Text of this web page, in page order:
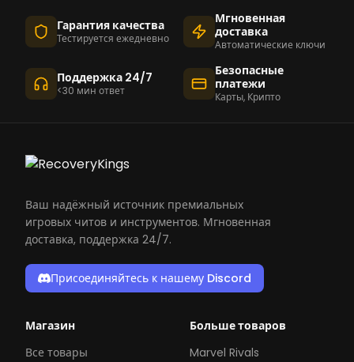
Гарантия качества
Тестируется ежедневно
Мгновенная
доставка
Автоматические ключи
Поддержка 24/7
<30 мин ответ
Безопасные
платежи
Карты, Крипто
Ваш надёжный источник премиальных
игровых читов и инструментов. Мгновенная
доставка, поддержка 24/7.
Присоединяйтесь к нашему Discord
Магазин
Все товары
Больше товаров
Marvel Rivals